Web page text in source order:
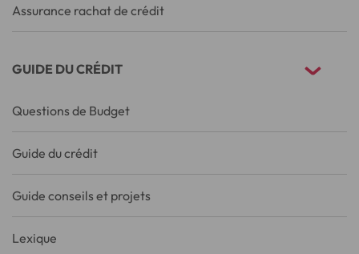
Assurance rachat de crédit
GUIDE DU CRÉDIT
Questions de Budget
Guide du crédit
Guide conseils et projets
Lexique